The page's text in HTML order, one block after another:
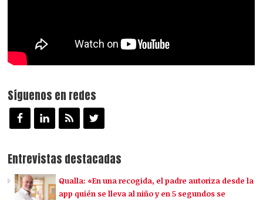
Síguenos en redes
Entrevistas destacadas
Qualla: «En una recogida, el padre autoriza desde la
app quién se lleva al niño y en 5 segundos se